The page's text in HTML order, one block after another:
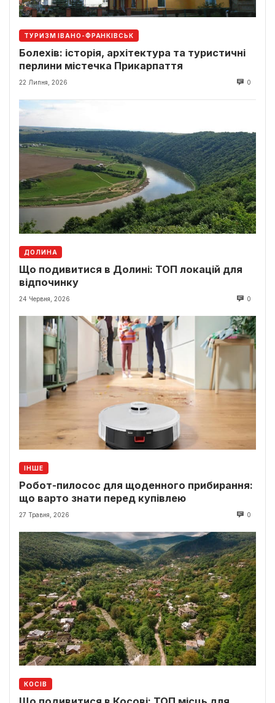
ТУРИЗМ ІВАНО-ФРАНКІВСЬК
Болехів: історія, архітектура та туристичні
перлини містечка Прикарпаття
22 Липня, 2026 0
ДОЛИНА
Що подивитися в Долині: ТОП локацій для
відпочинку
24 Червня, 2026 0
ІНШЕ
Робот-пилосос для щоденного прибирання:
що варто знати перед купівлею
27 Травня, 2026 0
КОСІВ